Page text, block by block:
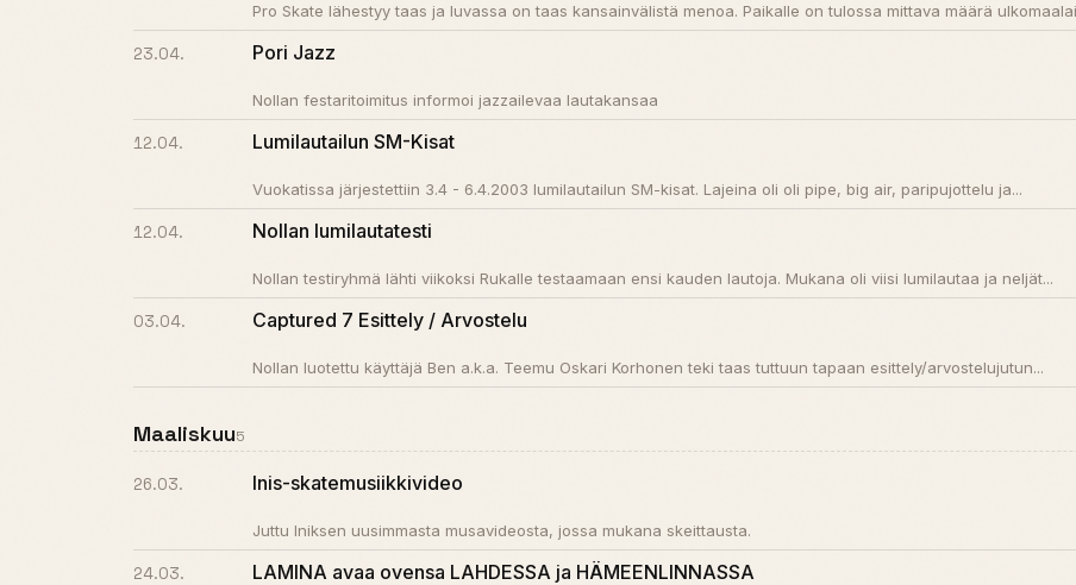
Pro Skate lähestyy taas ja luvassa on taas kansainvälistä menoa. Paikalle on tulossa mittava määrä
23.04. Pori Jazz
Nollan festaritoimitus informoi jazzailevaa lautakansaa
12.04. Lumilautailun SM-Kisat
Vuokatissa järjestettiin 3.4 - 6.4.2003 lumilautailun SM-kisat. Lajeina oli oli pipe, big air, paripujottelu ja...
12.04. Nollan lumilautatesti
Nollan testiryhmä lähti viikoksi Rukalle testaamaan ensi kauden lautoja. Mukana oli viisi lumilautaa ja neljät...
03.04. Captured 7 Esittely / Arvostelu
Nollan luotettu käyttäjä Ben a.k.a. Teemu Oskari Korhonen teki taas tuttuun tapaan esittely/arvostelujutun...
Maaliskuu5
26.03. Inis-skatemusiikkivideo
Juttu Iniksen uusimmasta musavideosta, jossa mukana skeittausta.
24.03. LAMINA avaa ovensa LAHDESSA ja HÄMEENLINNASSA